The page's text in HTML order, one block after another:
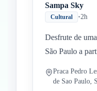
Sampa Sky
Cultural •2h
Desfrute de
São Paulo a
Praca Pedro
de Sao Paulo,